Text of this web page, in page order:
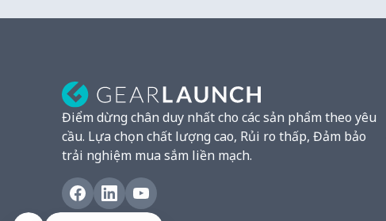
Điểm dừng chân duy nhất cho các sản phẩm theo yêu
cầu. Lựa chọn chất lượng cao, Rủi ro thấp, Đảm bảo
trải nghiệm mua sắm liền mạch.